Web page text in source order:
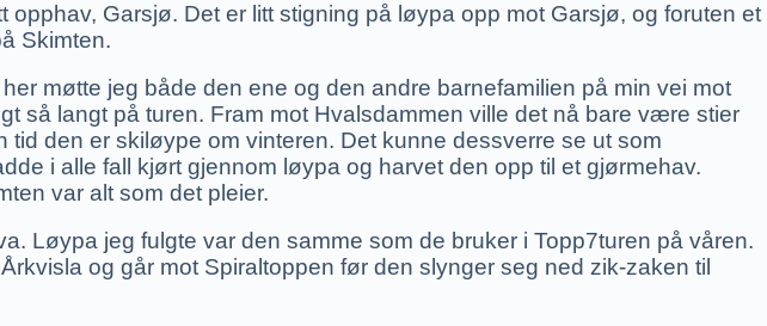
Garsjø. Det er litt stigning på løypa opp mot Garsjø, og foruten et
Skimten.
møtte jeg både den ene og den andre barnefamilien på min vei mot
så langt på turen. Fram mot Hvalsdammen ville det nå bare være stier
den er skiløype om vinteren. Det kunne dessverre se ut som
i alle fall kjørt gjennom løypa og harvet den opp til et gjørmehav.
var alt som det pleier.
Løypa jeg fulgte var den samme som de bruker i Topp7turen på våren.
og går mot Spiraltoppen før den slynger seg ned zik-zaken til